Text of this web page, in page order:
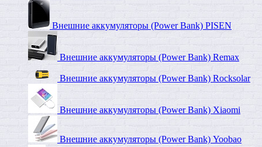
Внешние аккумуляторы (Power Bank) PISEN
Внешние аккумуляторы (Power Bank) Remax
Внешние аккумуляторы (Power Bank) Rocksolar
Внешние аккумуляторы (Power Bank) Xiaomi
Внешние аккумуляторы (Power Bank) Yoobao